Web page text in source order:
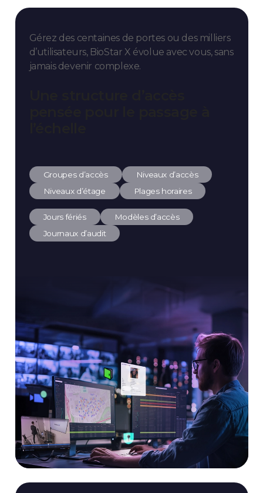
Gérez des centaines de portes ou des milliers
d’utilisateurs, BioStar X évolue avec vous, sans
jamais devenir complexe.
Groupes d’accès
Niveaux d’accès
Niveaux d’étage
Plages horaires
Jours fériés
Modèles d’accès
Journaux d’audit